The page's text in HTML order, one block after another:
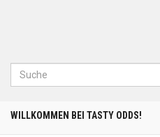
Suche
WILLKOMMEN BEI TASTY ODDS!